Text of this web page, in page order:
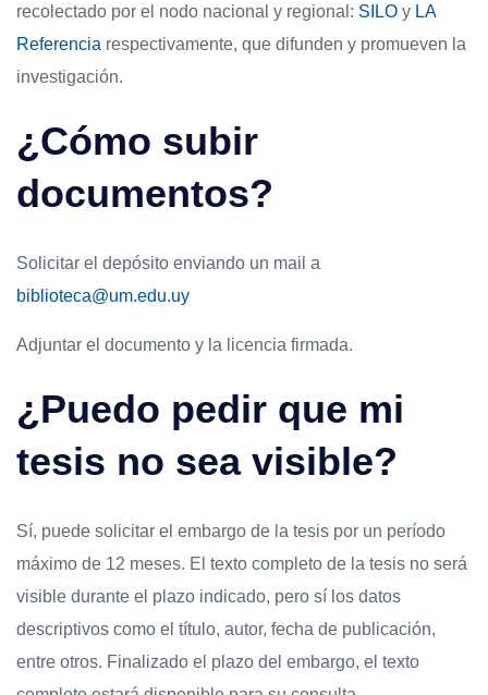
recolectado por el nodo nacional y regional: SILO y LA
Referencia respectivamente, que difunden y promueven la
investigación.
¿Cómo subir
documentos?
Solicitar el depósito enviando un mail a
biblioteca@um.edu.uy
Adjuntar el documento y la licencia firmada.
¿Puedo pedir que mi
tesis no sea visible?
Sí, puede solicitar el embargo de la tesis por un período
máximo de 12 meses. El texto completo de la tesis no será
visible durante el plazo indicado, pero sí los datos
descriptivos como el título, autor, fecha de publicación,
entre otros. Finalizado el plazo del embargo, el texto